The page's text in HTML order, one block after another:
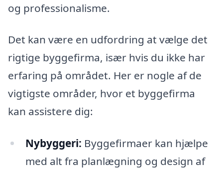
og professionalisme.
Det kan være en udfordring at vælge det
rigtige byggefirma, især hvis du ikke har
erfaring på området. Her er nogle af de
vigtigste områder, hvor et byggefirma
kan assistere dig:
Nybyggeri: Byggefirmaer kan hjælpe
med alt fra planlægning og design af